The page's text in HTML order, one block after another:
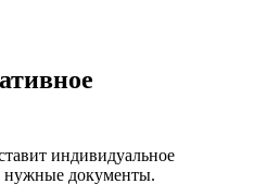
индивидуальное
нужные документы.